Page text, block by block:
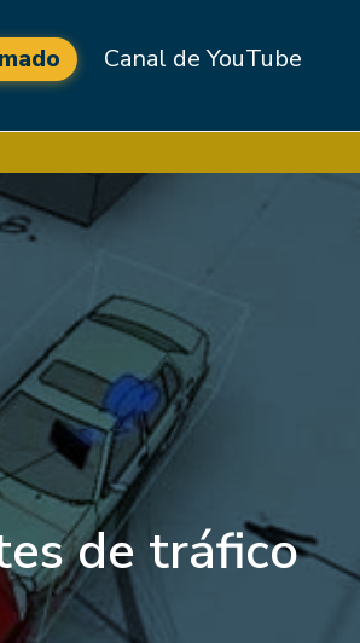
Canal de YouTube
de tráfico